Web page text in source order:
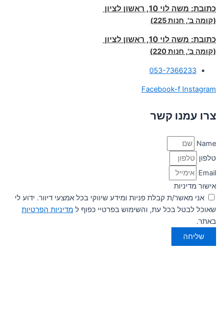
כתובת: משה לוי 10, ראשון לציון
(קומה ב', חנות 225)
כתובת: משה לוי 10, ראשון לציון
(קומה ב', חנות 220)
053-7366233
Facebook-f Instagram
צרו עמנו קשר
Name
טלפון
Email
אישור מדיניות
אני מאשר/ת קבלת פניות ומידע שיווקי בכל אמצעי דיוור. ידוע לי
שאוכל לבטל בכל עת, והשימוש בפרטיי כפוף ל מדיניות הפרטיות
באתר.
שליחה